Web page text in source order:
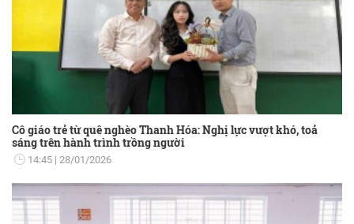
Cô giáo trẻ từ quê nghèo Thanh Hóa: Nghị lực vượt khó, toả
sáng trên hành trình trồng người
14:45 28/01/2026